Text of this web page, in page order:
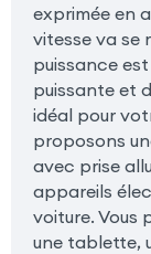
exprimée en
vitesse va se
puissance
puissante et
idéal pour
proposons
avec prise
appareils
voiture. Vous
une tablette,